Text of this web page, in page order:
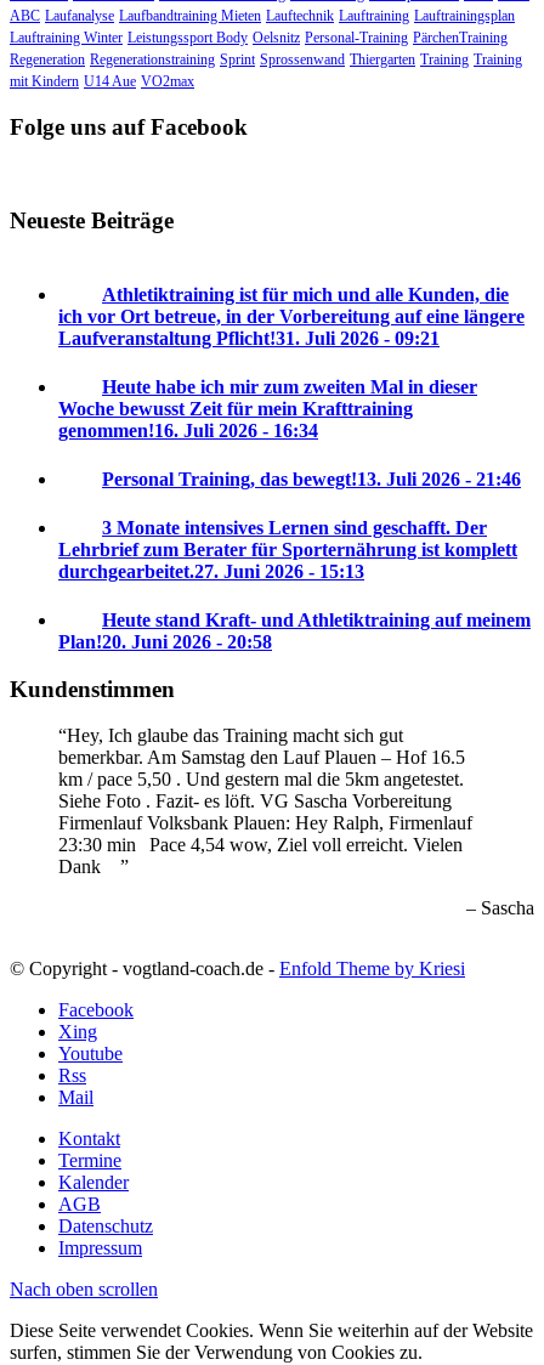
ABC Laufanalyse Laufbandtraining Mieten Lauftechnik Lauftraining Lauftrainingsplan
Lauftraining Winter Leistungssport Body Oelsnitz Personal-Training PärchenTraining
Regeneration Regenerationstraining Sprint Sprossenwand Thiergarten Training Training
mit Kindern U14 Aue VO2max
Folge uns auf Facebook
Neueste Beiträge
Athletiktraining ist für mich und alle Kunden, die
ich vor Ort betreue, in der Vorbereitung auf eine längere
Laufveranstaltung Pflicht!31. Juli 2026 - 09:21
Heute habe ich mir zum zweiten Mal in dieser
Woche bewusst Zeit für mein Krafttraining
genommen!16. Juli 2026 - 16:34
Personal Training, das bewegt!13. Juli 2026 - 21:46
3 Monate intensives Lernen sind geschafft. Der
Lehrbrief zum Berater für Sporternährung ist komplett
durchgearbeitet.27. Juni 2026 - 15:13
Heute stand Kraft- und Athletiktraining auf meinem
Plan!20. Juni 2026 - 20:58
Kundenstimmen
Hey, Ich glaube das Training macht sich gut
bemerkbar. Am Samstag den Lauf Plauen – Hof 16.5
km / pace 5,50 . Und gestern mal die 5km angetestet.
Siehe Foto . Fazit- es löft. VG Sascha Vorbereitung
Firmenlauf Volksbank Plauen: Hey Ralph, Firmenlauf
23:30 min
Pace 4,54 wow, Ziel voll erreicht. Vielen
Dank
Sascha
© Copyright - vogtland-coach.de - Enfold Theme by Kriesi
Facebook
Xing
Youtube
Rss
Mail
Kontakt
Termine
Kalender
AGB
Datenschutz
Impressum
Nach oben scrollen
Diese Seite verwendet Cookies. Wenn Sie weiterhin auf der Website
surfen, stimmen Sie der Verwendung von Cookies zu.